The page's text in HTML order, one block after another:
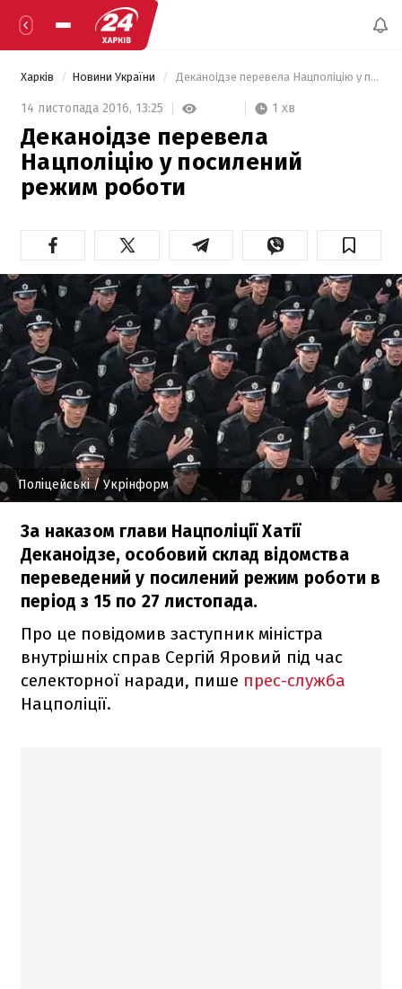
Харків Новини України Деканоідзе перевела Нацполіцію у посилений режим роботи
14 листопада 2016, 13:25 1 хв
Деканоідзе перевела
Нацполіцію у посилений
режим роботи
Поліцейські/ Укрінформ
За наказом глави Нацполіції Хатії
Деканоідзе, особовий склад відомства
переведений у посилений режим роботи в
період з 15 по 27 листопада.
Про це повідомив заступник міністра
внутрішніх справ Сергій Яровий під час
селекторної наради, пише прес-служба
Нацполіції.